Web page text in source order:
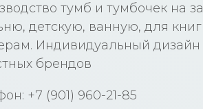
тумб и тумбочек на
детскую, ванную, для
Индивидуальный
брендов
+7 (901) 960-21-85